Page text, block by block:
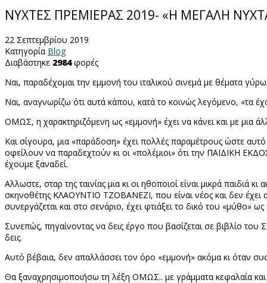
ΝΥΧΤΕΣ ΠΡΕΜΙΕΡΑΣ 2019- «Η ΜΕΓΑΛΗ
22 Σεπτεμβρίου 2019
Κατηγορία Blog
Διαβάστηκε 2984φορές
Ναι, παραδέχομαι την εμμονή του ιταλικού σινεμά με θέματα
Ναι, αναγνωρίζω ότι αυτά κάπου, κατά το κοινώς λεγόμενο, «τα
ΟΜΩΣ, η χαρακτηριζόμενη ως «εμμονή» έχει να κάνει και με μια
Και σίγουρα, μια «παράδοση» έχει πολλές παραμέτρους ώστε
οφείλουν να παραδεχτούν κι οι «πολέμιοι» ότι την ΠΑΙΔΙΚΗ
έχουμε ξαναδεί.
Αλλωστε, σταρ της ταινίας μια κι οι ηθοποιοί είναι μικρά παιδιά
σκηνοθέτης ΚΛΑΟΥΝΤΙΟ ΤΖΟΒΑΝΕΖΙ, που είναι νέος και δεν
συνεργάζεται και στο σενάριο, έχει φτιάξει το δικό του «μύθο»
Συνεπώς, πηγαίνοντας να δεις έργο που βασίζεται σε βιβλίο του
δεις.
Αυτό βέβαια, δεν απαλλάσσει τον όρο «εμμονή» ακόμα κι όταν
Θα ξαναχρησιμοποιήσω τη λέξη ΟΜΩΣ.. με γράμματα κεφαλαία